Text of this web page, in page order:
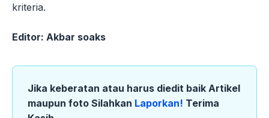
kriteria.
Editor: Akbar soaks
Jika keberatan atau harus diedit baik Artikel
maupun foto Silahkan Laporkan! Terima